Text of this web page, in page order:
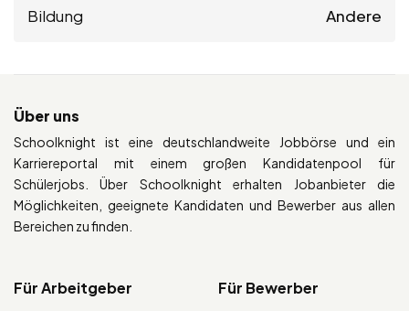
Bildung Andere
Über uns
Schoolknight ist eine deutschlandweite Jobbörse und ein
Karriereportal mit einem großen Kandidatenpool für
Schülerjobs. Über Schoolknight erhalten Jobanbieter die
Möglichkeiten, geeignete Kandidaten und Bewerber aus allen
Bereichen zu finden.
Für Arbeitgeber Für Bewerber